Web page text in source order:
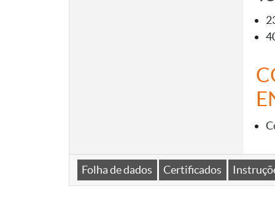
Folha de dados Certificados